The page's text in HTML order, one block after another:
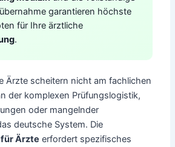
garantieren höchste
für Ihre ärztliche
.
Ärzte scheitern nicht am fachlichen
der komplexen Prüfungslogistik,
oder mangelnder
deutsche System. Die
Ärzte erfordert spezifisches